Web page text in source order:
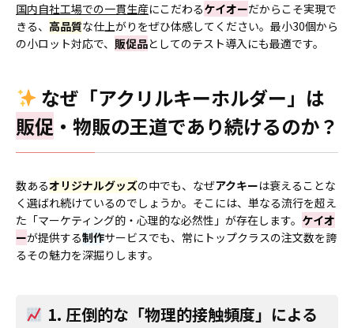
国内自社工場での一貫生産にこだわるケイオーだからこそ実現で
きる、 高品質な仕上がりをぜひ体感してください。最小30個から
の小ロット対応で、 販促品としてのテスト導入にも最適です。
なぜ「アクリルキーホルダー」は
販促 ・物販の王道であり続けるのか？
数あるオリジナルグッズの中でも、なぜアクキーは衰えることな
く選ばれ続けているのでしょうか。そこには、単なる流行を超え
た「マーケティング的・心理的な必然性」が存在します。 ケイオ
ーが提供する制作サービスでも、常にトップクラスの注文数を誇
るその魅力を深掘りします。
1. 圧倒的な「物理的接触頻度」による